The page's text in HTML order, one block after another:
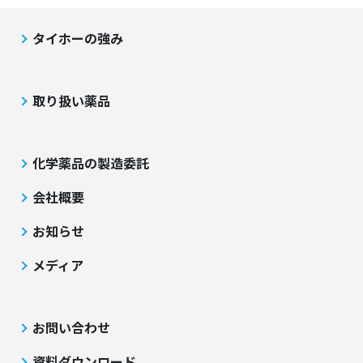
タイホーの強み
取り扱い薬品
化学薬品の製造委託
会社概要
お知らせ
メディア
お問い合わせ